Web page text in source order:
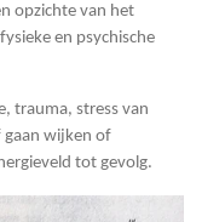
opzichte van het
en psychische
trauma, stress van
gaan wijken of
tot gevolg.